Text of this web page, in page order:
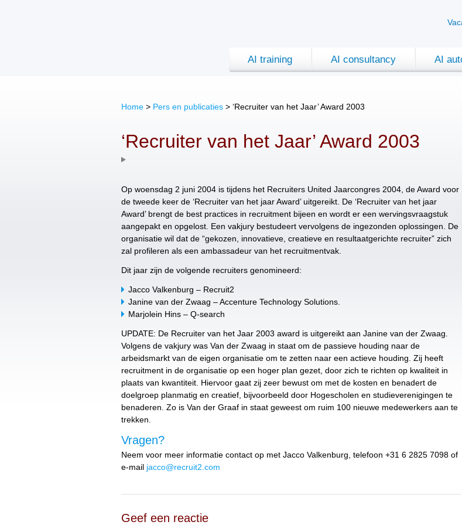
AI training AI consultancy AI
Home > Pers en publicaties > ‘Recruiter van het Jaar’ Award 2003
‘Recruiter van het Jaar’ Award 2003
Op woensdag 2 juni 2004 is tijdens het Recruiters United Jaarcongres 2004, de Award voor
de tweede keer de ‘Recruiter van het jaar Award’ uitgereikt. De ‘Recruiter van het jaar
Award’ brengt de best practices in recruitment bijeen en wordt er een wervingsvraagstuk
aangepakt en opgelost. Een vakjury bestudeert vervolgens de ingezonden oplossingen. De
organisatie wil dat de “gekozen, innovatieve, creatieve en resultaatgerichte recruiter” zich
zal profileren als een ambassadeur van het recruitmentvak.
Dit jaar zijn de volgende recruiters genomineerd:
Jacco Valkenburg – Recruit2
Janine van der Zwaag – Accenture Technology Solutions.
Marjolein Hins – Q-search
UPDATE: De Recruiter van het Jaar 2003 award is uitgereikt aan Janine van der Zwaag.
Volgens de vakjury was Van der Zwaag in staat om de passieve houding naar de
arbeidsmarkt van de eigen organisatie om te zetten naar een actieve houding. Zij heeft
recruitment in de organisatie op een hoger plan gezet, door zich te richten op kwaliteit in
plaats van kwantiteit. Hiervoor gaat zij zeer bewust om met de kosten en benadert de
doelgroep planmatig en creatief, bijvoorbeeld door Hogescholen en studieverenigingen te
benaderen. Zo is Van der Graaf in staat geweest om ruim 100 nieuwe medewerkers aan te
trekken.
Vragen?
Neem voor meer informatie contact op met Jacco Valkenburg, telefoon +31 6 2825 7098 of
e-mail jacco@recruit2.com
Geef een reactie